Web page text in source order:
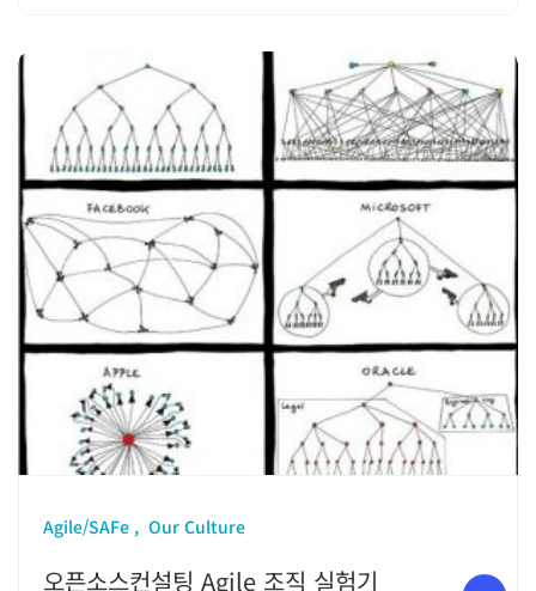
Agile/SAFe Our Culture
오픈소스컨설팅 Agile 조직 실험기